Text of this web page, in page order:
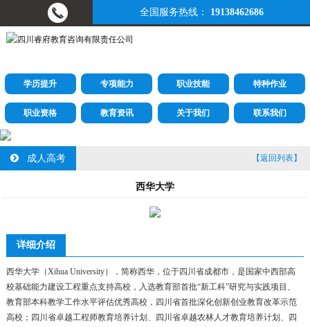
全国服务热线： 19138462686
学历提升 专项能力 职业技能 特种作业
职业资格 教育资讯 关于我们 联系我们
成人高考 【返回列表】
西华大学
详细介绍
西华大学（Xihua University），简称西华，位于四川省成都市，是国家中西部高
校基础能力建设工程重点支持高校，入选教育部首批“新工科”研究与实践项目、
教育部本科教学工作水平评估优秀高校，四川省首批深化创新创业教育改革示范
高校；四川省卓越工程师教育培养计划、四川省卓越农林人才教育培养计划、四